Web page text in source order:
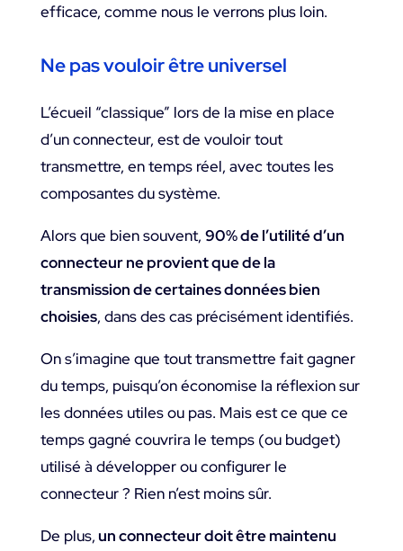
efficace, comme nous le verrons plus loin.
Ne pas vouloir être universel
L’écueil “classique” lors de la mise en place
d’un connecteur, est de vouloir tout
transmettre, en temps réel, avec toutes les
composantes du système.
Alors que bien souvent, 90% de l’utilité d’un
connecteur ne provient que de la
transmission de certaines données bien
choisies, dans des cas précisément identifiés.
On s’imagine que tout transmettre fait gagner
du temps, puisqu’on économise la réflexion sur
les données utiles ou pas. Mais est ce que ce
temps gagné couvrira le temps (ou budget)
utilisé à développer ou configurer le
connecteur ? Rien n’est moins sûr.
De plus, un connecteur doit être maintenu